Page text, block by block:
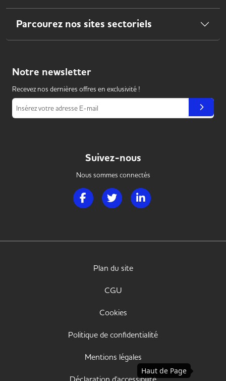
Parcourez nos sites sectoriels
Notre newsletter
Recevez nos dernières offres en exclusivité !
Insérez votre adresse E-mail
Suivez-nous
Nous sommes connectés
Page Facebook de Handi Hotellerie
Page Twitter de Handi Hotellerie
Plan du site
CGU
Cookies
Politique de confidentialité
Mentions légales
Haut de Page